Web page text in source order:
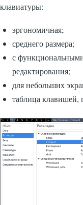
клавиатуры:
эргономичная;
среднего размера;
с
редактирования;
для небольших
таблица клавишей,